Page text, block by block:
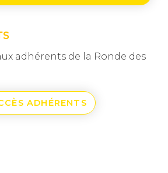
adhérents de la Ronde des
ADHÉRENTS